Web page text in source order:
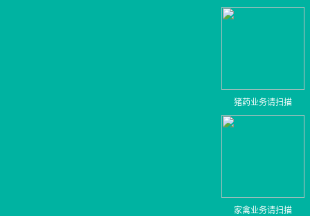
猪药业务请扫描
家禽业务请扫描